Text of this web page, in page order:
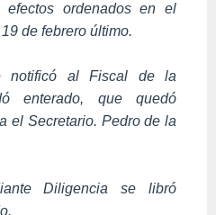
ordenados en el
de febrero último.
notificó al Fiscal de la
enterado, que quedó
el Secretario. Pedro de la
Diligencia se libró